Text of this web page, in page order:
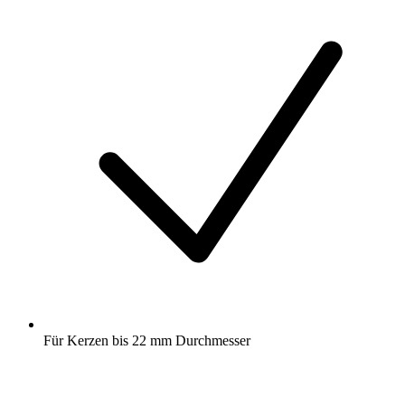
Für Kerzen bis 22 mm Durchmesser